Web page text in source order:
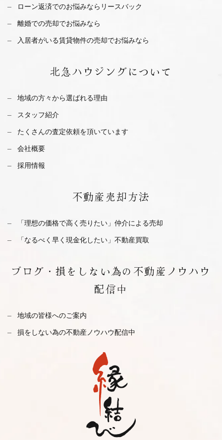
ローン返済でのお悩みならリースバック
離婚での売却でお悩みなら
入居者がいる賃貸物件の売却でお悩みなら
北急ハウジングについて
地域の方々から選ばれる理由
スタッフ紹介
たくさんの査定依頼を頂いています
会社概要
採用情報
不動産 売却方法
「理想の価格で高く売りたい」仲介による売却
「なるべく早く現金化したい」不動産買取
ブログ・ 損をしない為の不動産ノウハウ
配信中
地域の皆様へのご案内
損をしない為の不動産ノウハウ配信中